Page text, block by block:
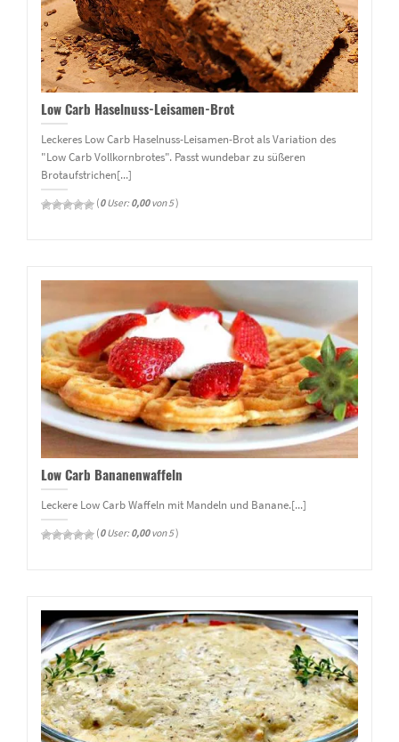
Low Carb Haselnuss-Leisamen-Brot
Leckeres Low Carb Haselnuss-Leisamen-Brot als Variation des
"Low Carb Vollkornbrotes". Passt wundebar zu süßeren
Brotaufstrichen[...]
(0User: 0,00von 5)
Low Carb Bananenwaffeln
Leckere Low Carb Waffeln mit Mandeln und Banane.[...]
(0User: 0,00von 5)